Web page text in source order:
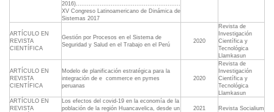
2016).........................................................
XV Congreso Latinoamericano de Dinámica de
Sistemas 2017
ARTÍCULO EN
REVISTA
CIENTÍFICA
Gestión por Procesos en el Sistema de
Seguridad y Salud en el Trabajo en el Perú
2020
Revista de
Investigación
Científica y
Tecnológica
Llamkasun
ARTÍCULO EN
REVISTA
CIENTÍFICA
Modelo de planificación estratégica para la
integración de e  commerce en pymes
peruanas
2020
Revista de
Investigación
Científica y
Tecnológica
Llamkasun
ARTÍCULO EN
REVISTA
Los efectos del covid-19 en la economía de la
población de la región Huancavelica, desde un
2021 Revista Socialium